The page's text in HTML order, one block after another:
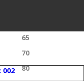
65
70
80